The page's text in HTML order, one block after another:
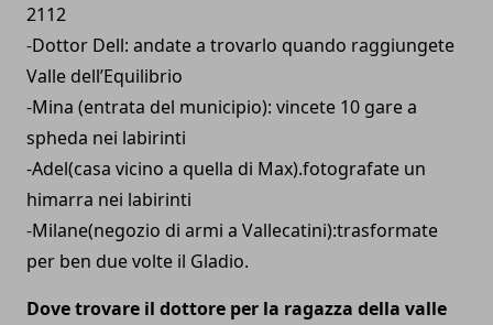
2112
-Dottor Dell: andate a trovarlo quando raggiungete
Valle dell’Equilibrio
-Mina (entrata del municipio): vincete 10 gare a
spheda nei labirinti
-Adel(casa vicino a quella di Max).fotografate un
himarra nei labirinti
-Milane(negozio di armi a Vallecatini):trasformate
per ben due volte il Gladio.
Dove trovare il dottore per la ragazza della valle